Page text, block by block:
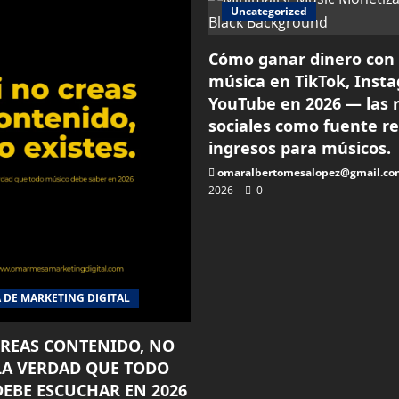
DE MARKETING DIGITAL
CONTENIDO, NO
VERDAD QUE TODO
ESCUCHAR EN 2026
Uncategorized
Cómo ganar dinero
música en TikTok,
YouTube en 2026 — las
sociales como fuente
ingresos para músicos.
2026
0